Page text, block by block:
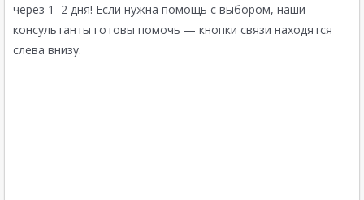
через 1–2 дня! Если нужна помощь с выбором, наши
консультанты готовы помочь — кнопки связи находятся
слева внизу.